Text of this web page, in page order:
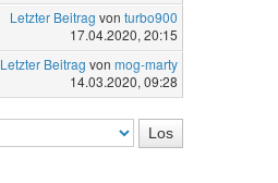
Letzter Beitrag von turbo900
17.04.2020, 20:15
Letzter Beitrag von mog-marty
14.03.2020, 09:28